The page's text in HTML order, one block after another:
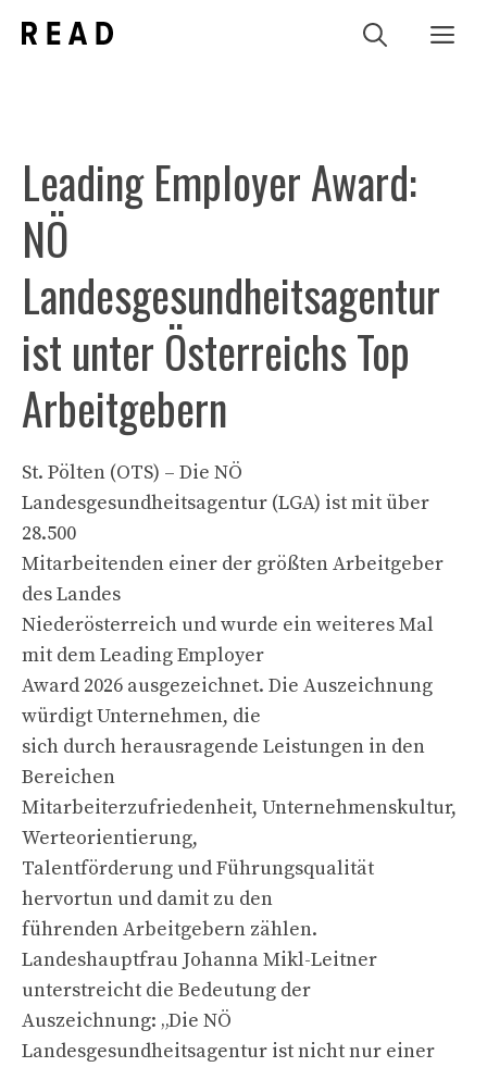
Inhalt
Leading Employer Award:
NÖ
Landesgesundheitsagentur
ist unter Österreichs Top
Arbeitgebern
St. Pölten (OTS) – Die NÖ
Landesgesundheitsagentur (LGA) ist mit über
28.500
Mitarbeitenden einer der größten Arbeitgeber
des Landes
Niederösterreich und wurde ein weiteres Mal
mit dem Leading Employer
Award 2026 ausgezeichnet. Die Auszeichnung
würdigt Unternehmen, die
sich durch herausragende Leistungen in den
Bereichen
Mitarbeiterzufriedenheit, Unternehmenskultur,
Werteorientierung,
Talentförderung und Führungsqualität
hervortun und damit zu den
führenden Arbeitgebern zählen.
Landeshauptfrau Johanna Mikl-Leitner
unterstreicht die Bedeutung der
Auszeichnung: „Die NÖ
Landesgesundheitsagentur ist nicht nur einer